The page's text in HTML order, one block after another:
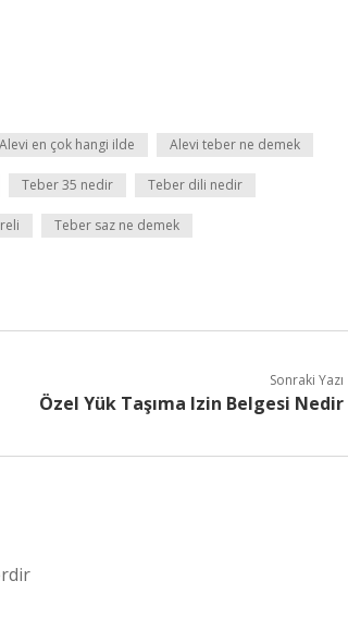
Alevi en çok hangi ilde Alevi teber ne demek
Teber 35 nedir Teber dili nedir
Teber saz ne demek
Sonraki Yazı
Özel Yük Taşıma Izin Belgesi Nedir